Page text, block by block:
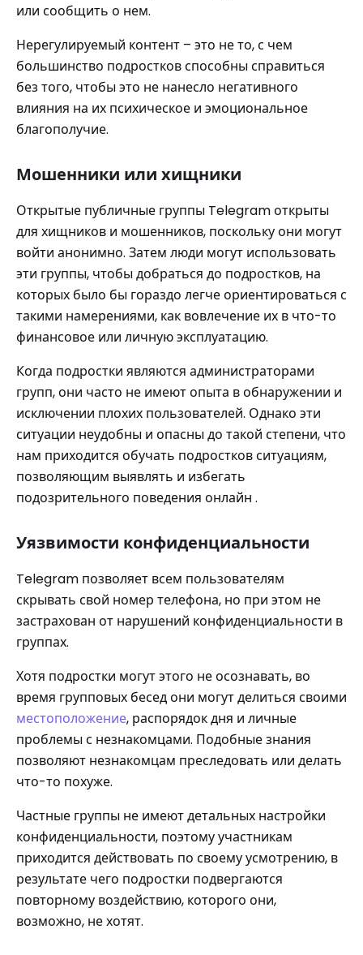
или сообщить о нем.
Нерегулируемый контент – это не то, с чем
большинство подростков способны справиться
без того, чтобы это не нанесло негативного
влияния на их психическое и эмоциональное
благополучие.
Мошенники или хищники
Открытые публичные группы Telegram открыты
для хищников и мошенников, поскольку они могут
войти анонимно. Затем люди могут использовать
эти группы, чтобы добраться до подростков, на
которых было бы гораздо легче ориентироваться с
такими намерениями, как вовлечение их в что-то
финансовое или личную эксплуатацию.
Когда подростки являются администраторами
групп, они часто не имеют опыта в обнаружении и
исключении плохих пользователей. Однако эти
ситуации неудобны и опасны до такой степени, что
нам приходится обучать подростков ситуациям,
позволяющим выявлять и избегать
подозрительного поведения онлайн .
Уязвимости конфиденциальности
Telegram позволяет всем пользователям
скрывать свой номер телефона, но при этом не
застрахован от нарушений конфиденциальности в
группах.
Хотя подростки могут этого не осознавать, во
время групповых бесед они могут делиться своими
местоположение, распорядок дня и личные
проблемы с незнакомцами. Подобные знания
позволяют незнакомцам преследовать или делать
что-то похуже.
Частные группы не имеют детальных настройки
конфиденциальности, поэтому участникам
приходится действовать по своему усмотрению, в
результате чего подростки подвергаются
повторному воздействию, которого они,
возможно, не хотят.